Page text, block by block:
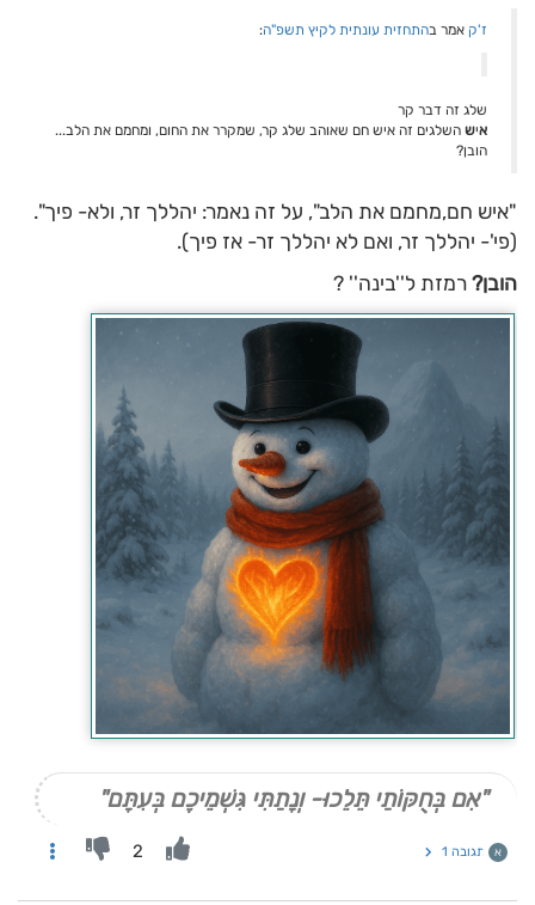
ז'ק אמר בהתחזית עונתית לקיץ תשפ"ה:
שלג זה דבר קר
איש השלגים זה איש חם שאוהב שלג קר, שמקרר את החום, ומחמם את הלב...
הובן?
"איש חם,מחמם את הלב", על זה נאמר: יהללך זר, ולא- פיך".
(פי'- יהללך זר, ואם לא יהללך זר- אז פיך).
הובן? רמזת ל''בינה'' ?
"אִם בְּחֻקּוֹתַי תֵּלֵכוּ- וְנָתַתִּי גִּשְׁמֵיכֶם בְּעִתָּם"
א תגובה 1 2